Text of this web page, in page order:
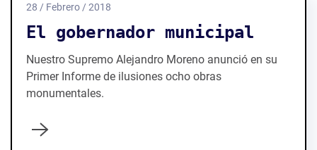
28 / Febrero / 2018
El gobernador municipal
Nuestro Supremo Alejandro Moreno anunció en su
Primer Informe de ilusiones ocho obras
monumentales.